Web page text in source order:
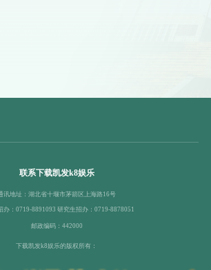
联系下载凯发k8娱乐
讯地址：湖北省十堰市茅箭区上海路16号
办：0719-8891093 研究生招办：0719-8878051
邮政编码：442000
下载凯发k8娱乐的版权所有：